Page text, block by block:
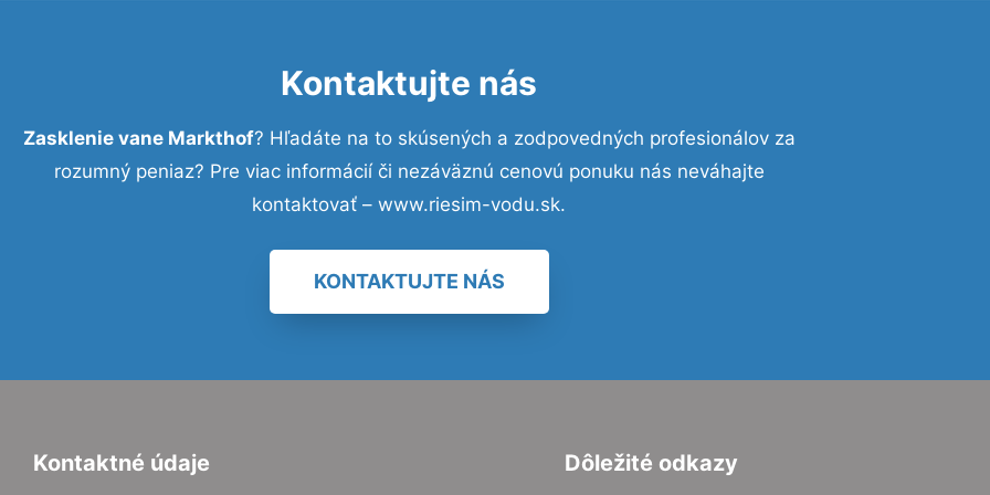
Kontaktujte nás
Zasklenie vane Markthof? Hľadáte na to skúsených a zodpovedných profesionálov za
rozumný peniaz? Pre viac informácií či nezáväznú cenovú ponuku nás neváhajte
kontaktovať – www.riesim-vodu.sk.
KONTAKTUJTE NÁS
Kontaktné údaje Dôležité odkazy